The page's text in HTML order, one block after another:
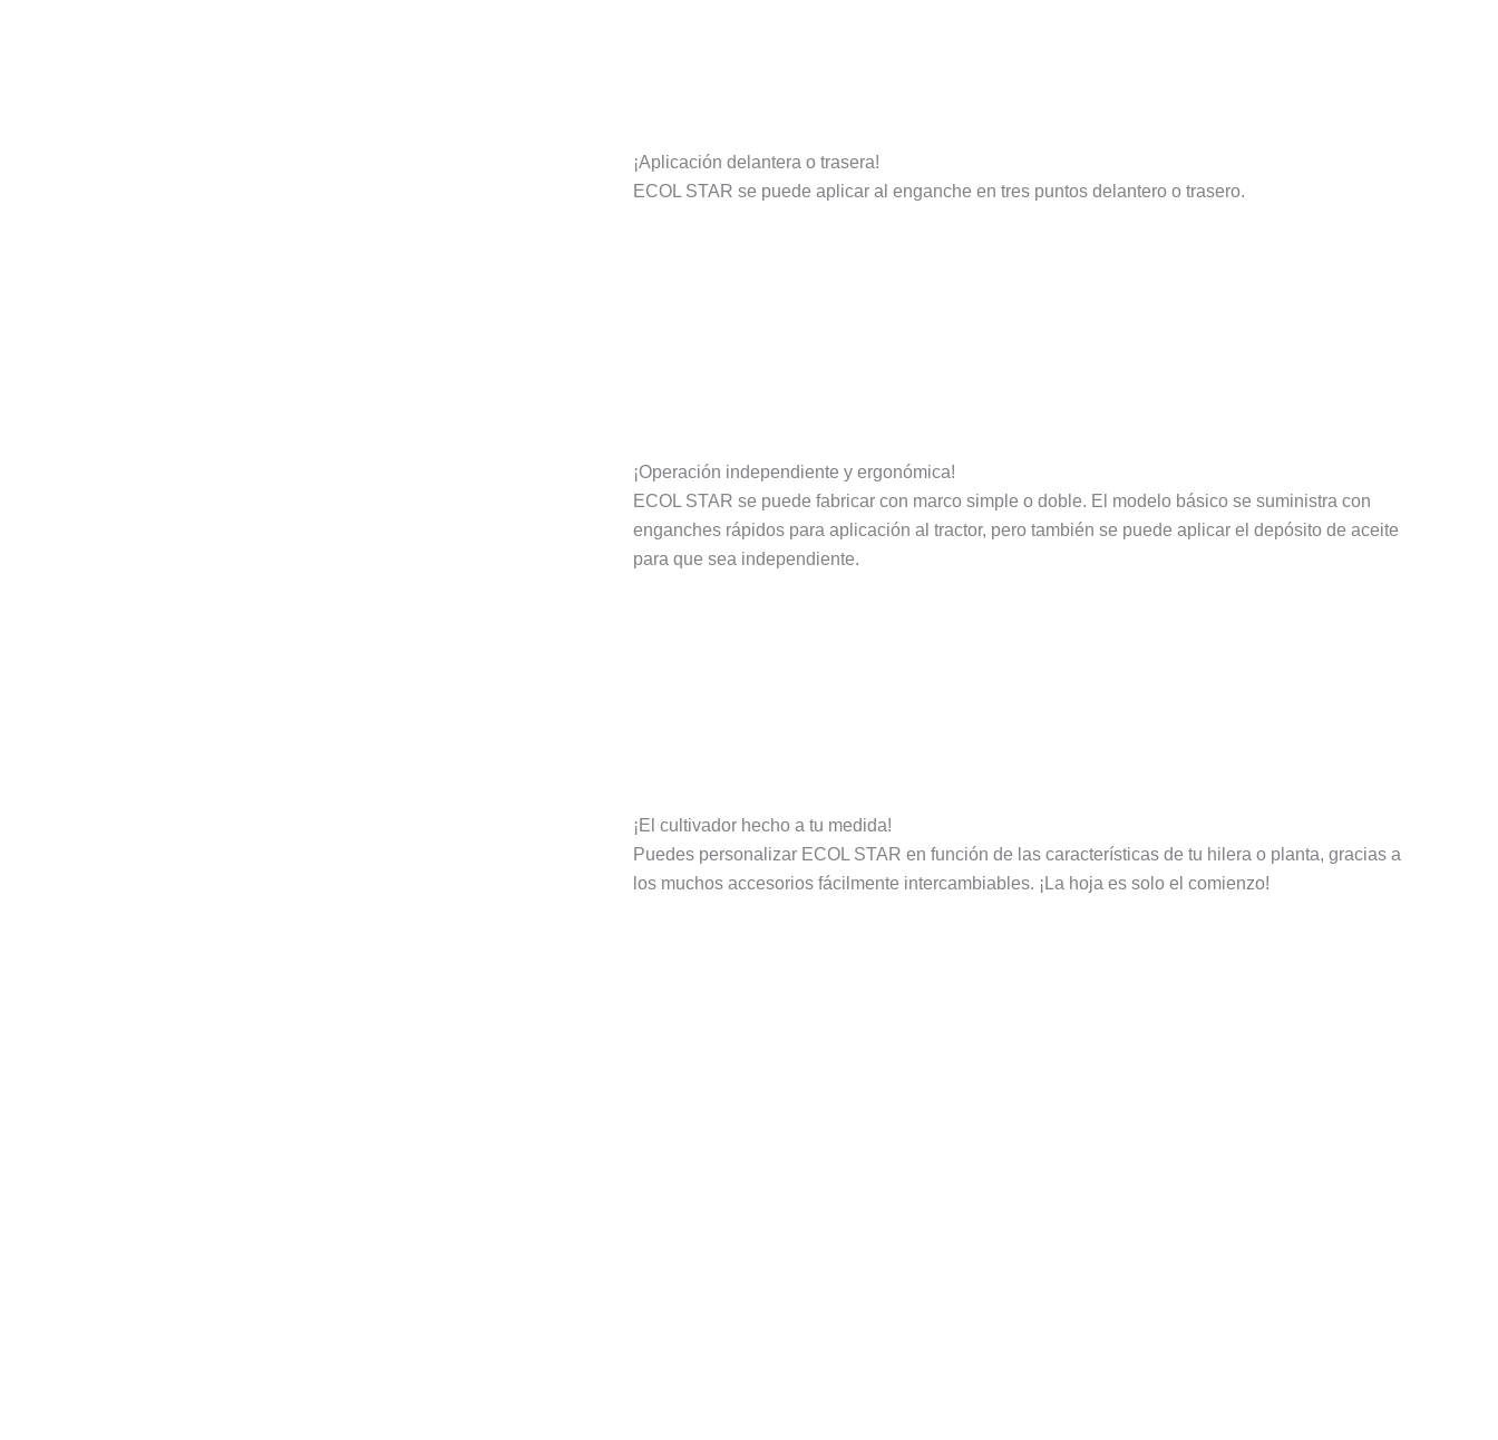
¡Aplicación delantera o trasera!
ECOL STAR se puede aplicar al enganche en tres puntos delantero o trasero.
¡Operación independiente y ergonómica!
ECOL STAR se puede fabricar con marco simple o doble. El modelo básico se suministra con
enganches rápidos para aplicación al tractor, pero también se puede aplicar el depósito de aceite
para que sea independiente.
¡El cultivador hecho a tu medida!
Puedes personalizar ECOL STAR en función de las características de tu hilera o planta, gracias a
los muchos accesorios fácilmente intercambiables. ¡La hoja es solo el comienzo!